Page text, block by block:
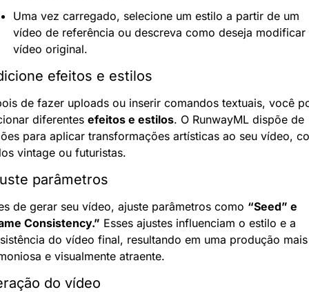
Uma vez carregado, selecione um estilo a partir de um
vídeo de referência ou descreva como deseja modificar
vídeo original.
efeitos e estilos
de fazer uploads ou inserir comandos textuais, você
diferentes efeitos e estilos. O RunwayML dispõe de
para aplicar transformações artísticas ao seu vídeo,
vintage ou futuristas.
parâmetros
de gerar seu vídeo, ajuste parâmetros como “Seed” e
Consistency.” Esses ajustes influenciam o estilo e a
do vídeo final, resultando em uma produção mais
e visualmente atraente.
do vídeo